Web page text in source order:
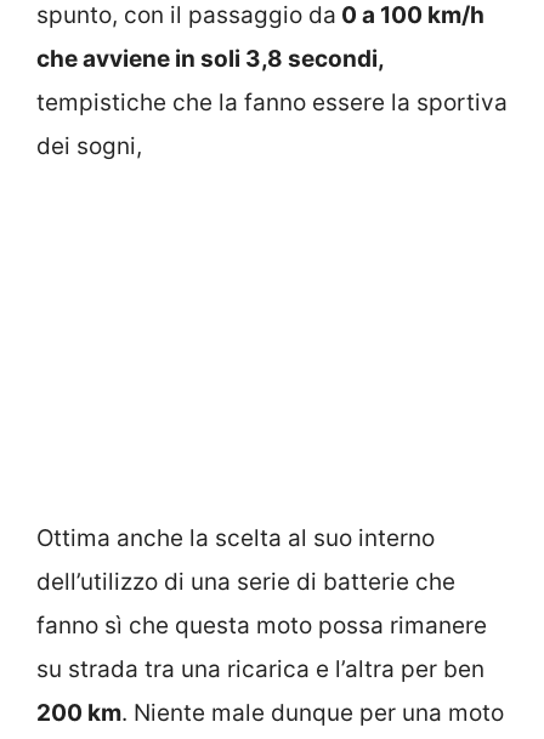
spunto, con il passaggio da 0 a 100 km/h
che avviene in soli 3,8 secondi,
tempistiche che la fanno essere la sportiva
dei sogni,
Ottima anche la scelta al suo interno
dell’utilizzo di una serie di batterie che
fanno sì che questa moto possa rimanere
su strada tra una ricarica e l’altra per ben
200 km. Niente male dunque per una moto